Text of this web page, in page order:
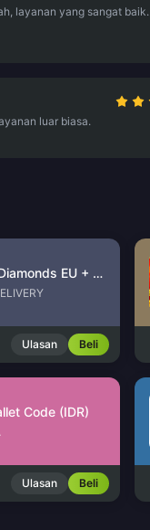
layanan yang sangat baik.
luar biasa.
Free Fire Diamonds EU + TR
Ulasan Beli
Code (IDR)
Ulasan Beli